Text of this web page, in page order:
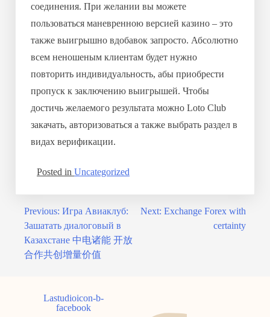
соединения. При желании вы можете
пользоваться маневренною версией казино – это
также выигрышно вдобавок запросто. Абсолютно
всем неношеным клиентам будет нужно
повторить индивидуальность, абы приобрести
пропуск к заключению выигрышей. Чтобы
достичь желаемого результата можно Loto Club
закачать, авторизоваться а также выбрать раздел в
видах верификации.
Posted in Uncategorized
Post
navigation
Previous: Игра Авиаклуб:
Зашатать диалоговый в
Казахстане 中电诸能 开放
合作共创增量价值
Next: Exchange Forex with
certainty
Lastudioicon-b-
facebook